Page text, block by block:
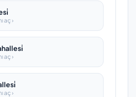
aç ›
aç ›
aç ›